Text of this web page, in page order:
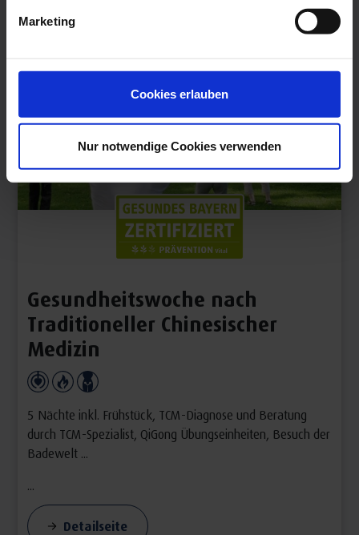
Marketing
Cookies erlauben
Nur notwendige Cookies verwenden
Gesundheitswoche nach
Traditioneller Chinesischer
Medizin
5 Nächte inkl. Frühstück, TCM-Diagnose und Beratung
durch TCM-Spezialist, QiGong Übungseinheiten, Besuch der
Badewelt ...
...
Detailseite